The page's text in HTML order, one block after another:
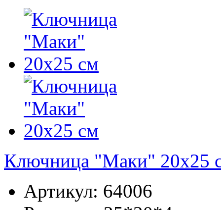
Ключница "Маки" 20x25
Артикул: 64006